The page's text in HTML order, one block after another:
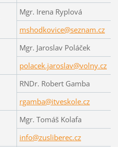
Mgr. Irena Ryplová
mshodkovice@seznam.cz
Mgr. Jaroslav Poláček
polacek.jaroslav@volny.cz
RNDr. Robert Gamba
rgamba@itveskole.cz
Mgr. Tomáš Kolafa
info@zusliberec.cz